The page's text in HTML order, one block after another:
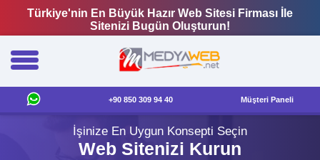
Türkiye'nin En Büyük Hazır Web Sitesi Firması İle
Sitenizi Bugün Oluşturun!
+90 850 309 94 40 Müşteri Paneli
İşinize En Uygun Konsepti Seçin
Web Sitenizi Kurun